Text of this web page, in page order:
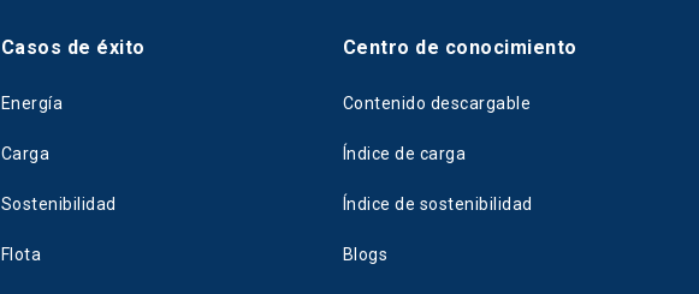
Casos de éxito
Energía
Carga
Sostenibilidad
Flota
Centro de conocimiento
Contenido descargable
Índice de carga
Índice de sostenibilidad
Blogs